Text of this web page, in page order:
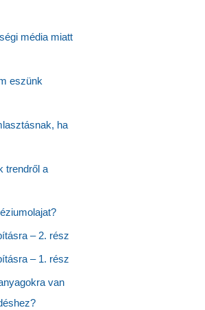
média miatt
eszünk
ha
trendről a
– 2. rész
– 1. rész
van